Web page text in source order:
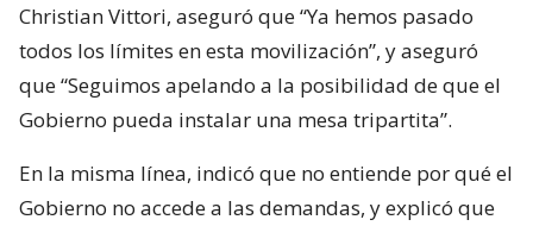
Christian Vittori, aseguró que “Ya hemos pasado
todos los límites en esta movilización”, y aseguró
que “Seguimos apelando a la posibilidad de que el
Gobierno pueda instalar una mesa tripartita”.
En la misma línea, indicó que no entiende por qué el
Gobierno no accede a las demandas, y explicó que